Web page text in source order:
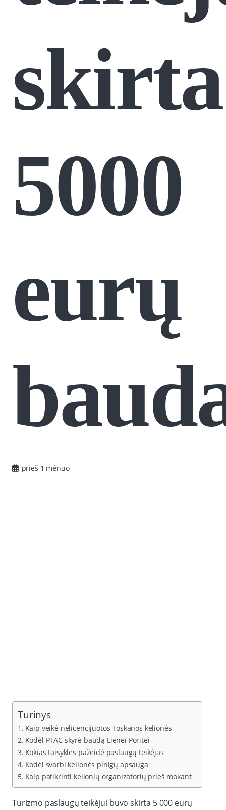
skirta
5000
eurų
prieš 1 mėnuo
Turinys
Kaip veikė nelicencijuotos Toskanos kelionės
Kodėl PTAC skyrė baudą Lienei Porītei
Kokias taisykles pažeidė paslaugų teikėjas
Kodėl svarbi kelionės pinigų apsauga
Kaip patikrinti kelionių organizatorių prieš mokant
Turizmo paslaugų teikėjui buvo skirta 5 000 eurų